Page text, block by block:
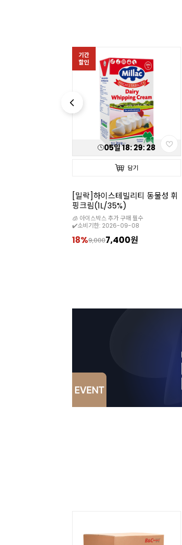
기간
할인
05일18:29:26
담기
속이 잘 보이는 투명 햄버거 상자
(50개입/플라스틱)
🌟 디저트를 더욱 돋보이게 해주는 투명용기
30%9,9906,990원